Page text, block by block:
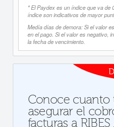
* El Paydex es un índice que va de
índice son indicativos de mayor
Medía días de demora: Si el valor
en el pago. Si el valor es negativo,
la fecha de vencimiento.
Conoce cuanto
asegurar el
facturas a RIBES